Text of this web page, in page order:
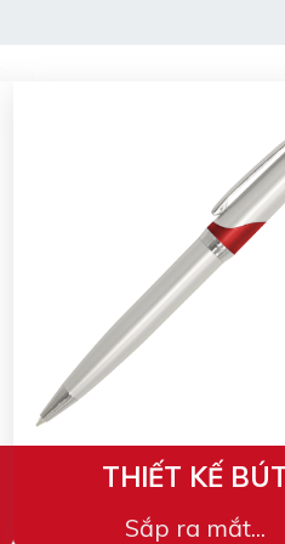
THIẾT KẾ
Sắp ra mắt...